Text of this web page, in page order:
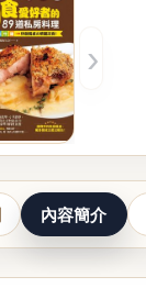
›
內容簡介